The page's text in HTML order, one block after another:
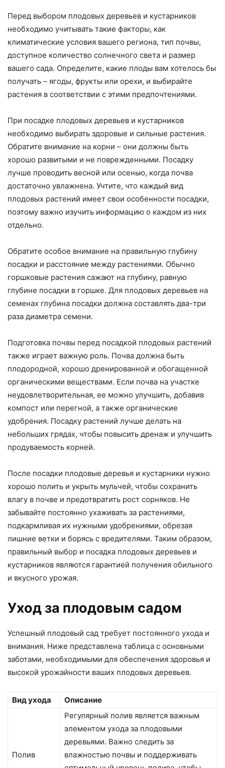
Перед выбором плодовых деревьев и кустарников
необходимо учитывать такие факторы, как
климатические условия вашего региона, тип почвы,
доступное количество солнечного света и размер
вашего сада. Определите, какие плоды вам хотелось бы
получать – ягоды, фрукты или орехи, и выбирайте
растения в соответствии с этими предпочтениями.
При посадке плодовых деревьев и кустарников
необходимо выбирать здоровые и сильные растения.
Обратите внимание на корни – они должны быть
хорошо развитыми и не поврежденными. Посадку
лучше проводить весной или осенью, когда почва
достаточно увлажнена. Учтите, что каждый вид
плодовых растений имеет свои особенности посадки,
поэтому важно изучить информацию о каждом из них
отдельно.
Обратите особое внимание на правильную глубину
посадки и расстояние между растениями. Обычно
горшковые растения сажают на глубину, равную
глубине посадки в горшке. Для плодовых деревьев на
семенах глубина посадки должна составлять два-три
раза диаметра семени.
Подготовка почвы перед посадкой плодовых растений
также играет важную роль. Почва должна быть
плодородной, хорошо дренированной и обогащенной
органическими веществами. Если почва на участке
неудовлетворительная, ее можно улучшить, добавив
компост или перегной, а также органические
удобрения. Посадку растений лучше делать на
небольших грядах, чтобы повысить дренаж и улучшить
продуваемость корней.
После посадки плодовые деревья и кустарники нужно
хорошо полить и укрыть мульчей, чтобы сохранить
влагу в почве и предотвратить рост сорняков. Не
забывайте постоянно ухаживать за растениями,
подкармливая их нужными удобрениями, обрезая
лишние ветки и борясь с вредителями. Таким образом,
правильный выбор и посадка плодовых деревьев и
кустарников являются гарантией получения обильного
и вкусного урожая.
Уход за плодовым садом
Успешный плодовый сад требует постоянного ухода и
внимания. Ниже представлена таблица с основными
заботами, необходимыми для обеспечения здоровья и
высокой урожайности ваших плодовых деревьев.
Вид ухода Описание
Полив
Регулярный полив является важным
элементом ухода за плодовыми
деревьями. Важно следить за
влажностью почвы и поддерживать